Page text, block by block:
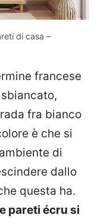
di casa –
francese
fra bianco
è che si
di
dallo
questa ha.
pareti écru si